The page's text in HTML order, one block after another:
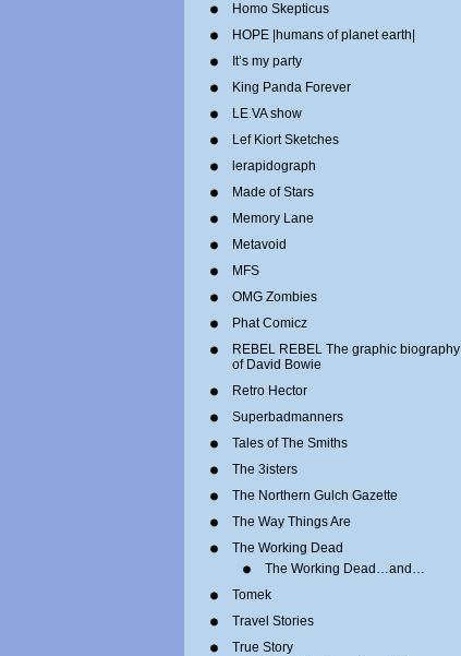
Homo Skepticus
HOPE |humans of planet earth|
It’s my party
King Panda Forever
LE.VA show
Lef Kiort Sketches
lerapidograph
Made of Stars
Memory Lane
Metavoid
MFS
OMG Zombies
Phat Comicz
REBEL REBEL The graphic biography
of David Bowie
Retro Hector
Superbadmanners
Tales of The Smiths
The 3isters
The Northern Gulch Gazette
The Way Things Are
The Working Dead
The Working Dead…and…
Tomek
Travel Stories
True Story